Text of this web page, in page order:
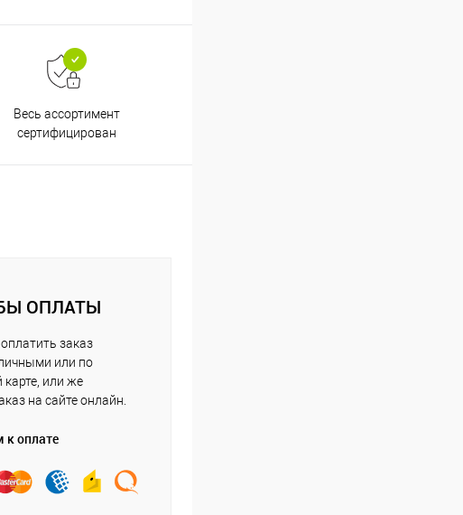
Весь ассортимент
сертифицирован
ОПЛАТЫ
заказ
или по
карте, или же
на сайте онлайн.
оплате